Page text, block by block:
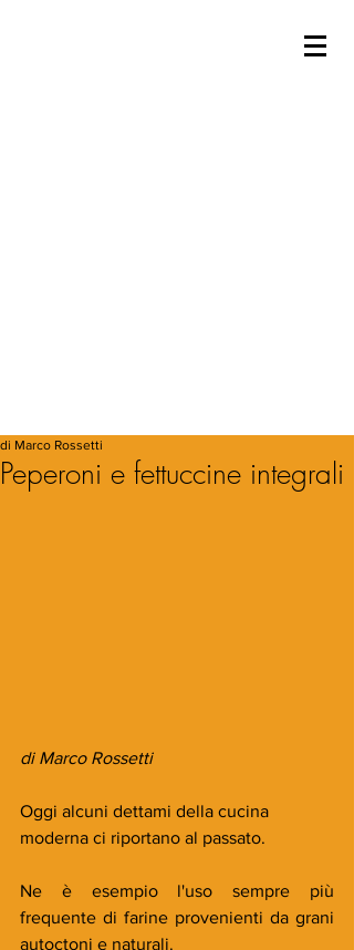
Peperoni e fettuccine integrali
di Marco Rossetti
di Marco Rossetti
Oggi alcuni dettami della cucina
moderna ci riportano al passato.
Ne è esempio l'uso sempre più
frequente di farine provenienti da grani
autoctoni e naturali.